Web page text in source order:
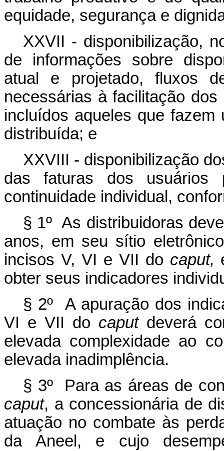
equidade, segurança e
XXVII - disponibilização,
de informações sobre
atual e projetado, fluxos
necessárias à facilitação
incluídos aqueles que
distribuída; e
XXVIII - disponibilização
das faturas dos usuários
continuidade individual,
§ 1º As distribuidoras
anos, em seu sítio
incisos V, VI e VII do caput,
obter seus indicadores
§ 2º A apuração dos
VI e VII do caputdeverá
elevada complexidade ao
elevada inadimplência.
§ 3º Para as áreas de
caput, a concessionária de
atuação no combate às
da Aneel, e cujo